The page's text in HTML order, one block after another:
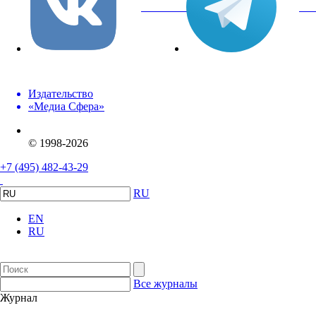
вКонтакте
Издательство
«Медиа Сфера»
© 1998-2026
+7 (495) 482-43-29
RU
EN
RU
Все журналы
Журнал